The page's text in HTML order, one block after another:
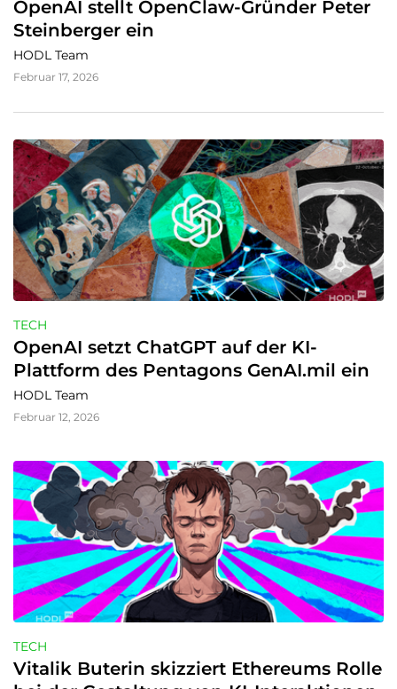
OpenAI stellt OpenClaw-Gründer Peter
Steinberger ein
HODL Team
Februar 17, 2026
TECH
OpenAI setzt ChatGPT auf der KI-
Plattform des Pentagons GenAI.mil ein
HODL Team
Februar 12, 2026
TECH
Vitalik Buterin skizziert Ethereums Rolle